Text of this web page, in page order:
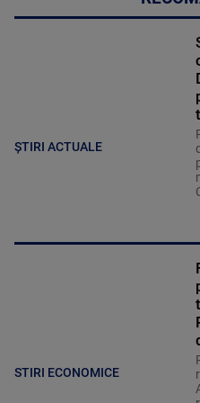
ȘTIRI ACTUALE
STIRI ECONOMICE